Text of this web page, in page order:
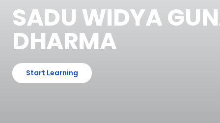
SADU WIDYA
DHARMA
Start Learning